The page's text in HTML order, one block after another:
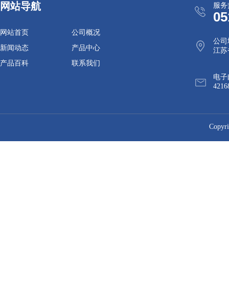
网站导航
网站首页
公司概况
新闻动态
产品中心
产品百科
联系我们
服
公司
江苏
电